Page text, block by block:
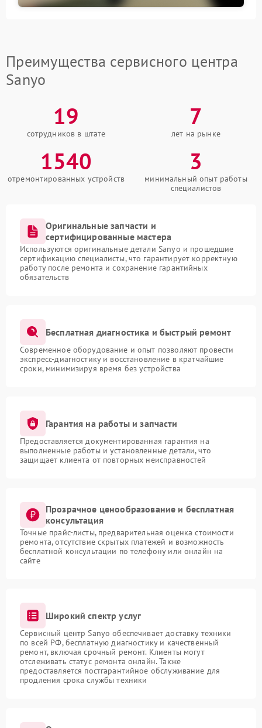
Преимущества сервисного центра
Sanyo
19
сотрудников в штате
7
лет на рынке
1540
отремонтированных устройств
3
минимальный опыт работы
специалистов
Оригинальные запчасти и
сертифицированные мастера
Используются оригинальные детали Sanyo и прошедшие
сертификацию специалисты, что гарантирует корректную
работу после ремонта и сохранение гарантийных
обязательств
Бесплатная диагностика и быстрый ремонт
Современное оборудование и опыт позволяют провести
экспресс-диагностику и восстановление в кратчайшие
сроки, минимизируя время без устройства
Гарантия на работы и запчасти
Предоставляется документированная гарантия на
выполненные работы и установленные детали, что
защищает клиента от повторных неисправностей
Прозрачное ценообразование и бесплатная
консультация
Точные прайс-листы, предварительная оценка стоимости
ремонта, отсутствие скрытых платежей и возможность
бесплатной консультации по телефону или онлайн на
сайте
Широкий спектр услуг
Сервисный центр Sanyo обеспечивает доставку техники
по всей РФ, бесплатную диагностику и качественный
ремонт, включая срочный ремонт. Клиенты могут
отслеживать статус ремонта онлайн. Также
предоставляется постгарантийное обслуживание для
продления срока службы техники